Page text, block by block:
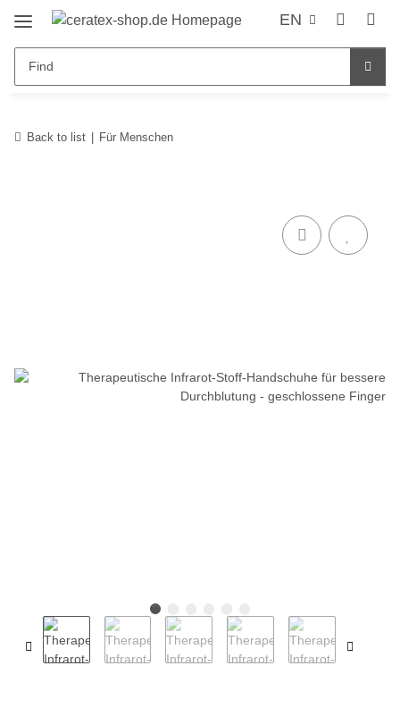
EN
Back to list Für Menschen